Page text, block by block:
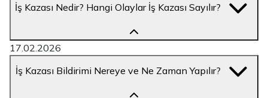
İş Kazası Nedir? Hangi Olaylar İş Kazası Sayılır?
17.02.2026
İş Kazası Bildirimi Nereye ve Ne Zaman Yapılır?